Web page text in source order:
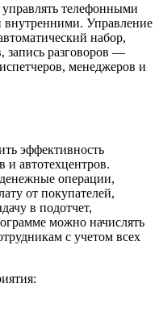
телефонными
Управление
набор,
запись разговоров —
менеджеров и
эффективность
и автотехцентров.
операции,
от покупателей,
в подотчет,
можно начислять
с учетом всех